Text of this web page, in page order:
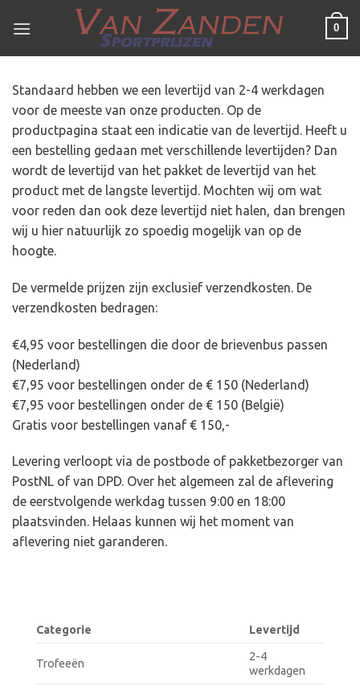
naar
0
Standaard hebben we een levertijd van 2-4 werkdagen
voor de meeste van onze producten. Op de
productpagina staat een indicatie van de levertijd. Heeft u
een bestelling gedaan met verschillende levertijden? Dan
wordt de levertijd van het pakket de levertijd van het
product met de langste levertijd. Mochten wij om wat
voor reden dan ook deze levertijd niet halen, dan brengen
wij u hier natuurlijk zo spoedig mogelijk van op de
hoogte.
De vermelde prijzen zijn exclusief verzendkosten. De
verzendkosten bedragen:
€4,95 voor bestellingen die door de brievenbus passen
(Nederland)
€7,95 voor bestellingen onder de € 150 (Nederland)
€7,95 voor bestellingen onder de € 150 (België)
Gratis voor bestellingen vanaf € 150,-
Levering verloopt via de postbode of pakketbezorger van
PostNL of van DPD. Over het algemeen zal de aflevering
de eerstvolgende werkdag tussen 9:00 en 18:00
plaatsvinden. Helaas kunnen wij het moment van
aflevering niet garanderen.
Categorie Levertijd
Trofeeën
2-4
werkdagen